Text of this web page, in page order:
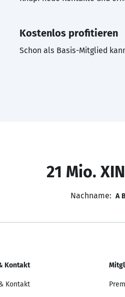
Kostenlos profitieren
Schon als Basis-Mitglied
21 Mio.
Nachname: A
Kontakt
Kontakt